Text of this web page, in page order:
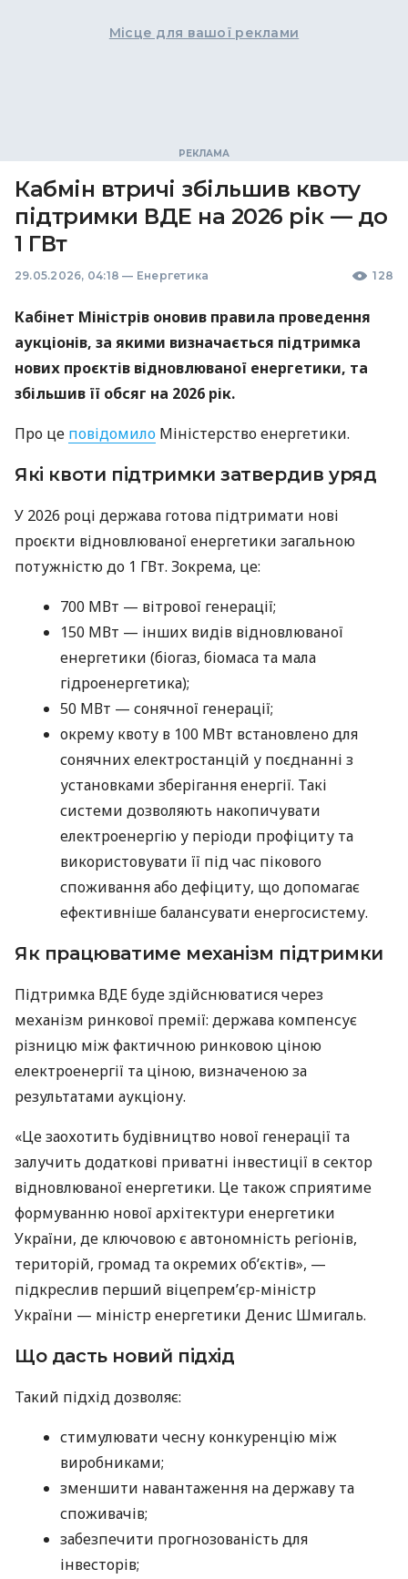
Місце для вашої реклами
Кабмін втричі збільшив квоту
підтримки ВДЕ на 2026 рік — до
1 ГВт
29.05.2026, 04:18 — Енергетика 128
Кабінет Міністрів оновив правила проведення
аукціонів, за якими визначається підтримка
нових проєктів відновлюваної енергетики, та
збільшив її обсяг на 2026 рік.
Про це повідомило Міністерство енергетики.
Які квоти підтримки затвердив уряд
У 2026 році держава готова підтримати нові
проєкти відновлюваної енергетики загальною
потужністю до 1 ГВт. Зокрема, це:
700 МВт — вітрової генерації;
150 МВт — інших видів відновлюваної
енергетики (біогаз, біомаса та мала
гідроенергетика);
50 МВт — сонячної генерації;
окрему квоту в 100 МВт встановлено для
сонячних електростанцій у поєднанні з
установками зберігання енергії. Такі
системи дозволяють накопичувати
електроенергію у періоди профіциту та
використовувати її під час пікового
споживання або дефіциту, що допомагає
ефективніше балансувати енергосистему.
Як працюватиме механізм підтримки
Підтримка ВДЕ буде здійснюватися через
механізм ринкової премії: держава компенсує
різницю між фактичною ринковою ціною
електроенергії та ціною, визначеною за
результатами аукціону.
«Це заохотить будівництво нової генерації та
залучить додаткові приватні інвестиції в сектор
відновлюваної енергетики. Це також сприятиме
формуванню нової архітектури енергетики
України, де ключовою є автономність регіонів,
територій, громад та окремих об’єктів», —
підкреслив перший віцепрем’єр-міністр
України — міністр енергетики Денис Шмигаль.
Що дасть новий підхід
Такий підхід дозволяє:
стимулювати чесну конкуренцію між
виробниками;
зменшити навантаження на державу та
споживачів;
забезпечити прогнозованість для
інвесторів;